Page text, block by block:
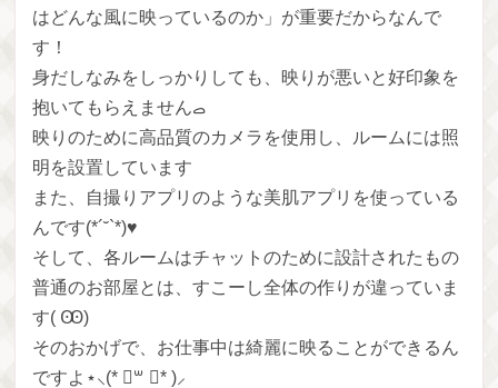
はどんな風に映っているのか」が重要だからなんで
す！
身だしなみをしっかりしても、映りが悪いと好印象を
映りのために高品質のカメラを使用し、ルームには照
明を設置しています
また、自撮りアプリのような美肌アプリを使っている
んです(*´˘`*)♥
そして、各ルームはチャットのために設計されたもの
普通のお部屋とは、すこーし全体の作りが違っていま
す( Ꙭ)
そのおかげで、お仕事中は綺麗に映ることができるん
ですよ⋆⸜(* ॑꒳ ॑* )⸝